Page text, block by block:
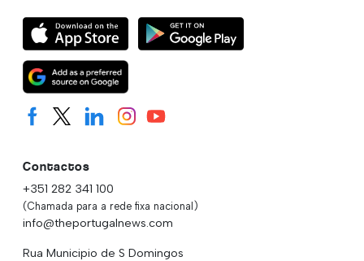
Contactos
+351 282 341 100
(Chamada para a rede fixa nacional)
info@theportugalnews.com
Rua Municipio de S Domingos